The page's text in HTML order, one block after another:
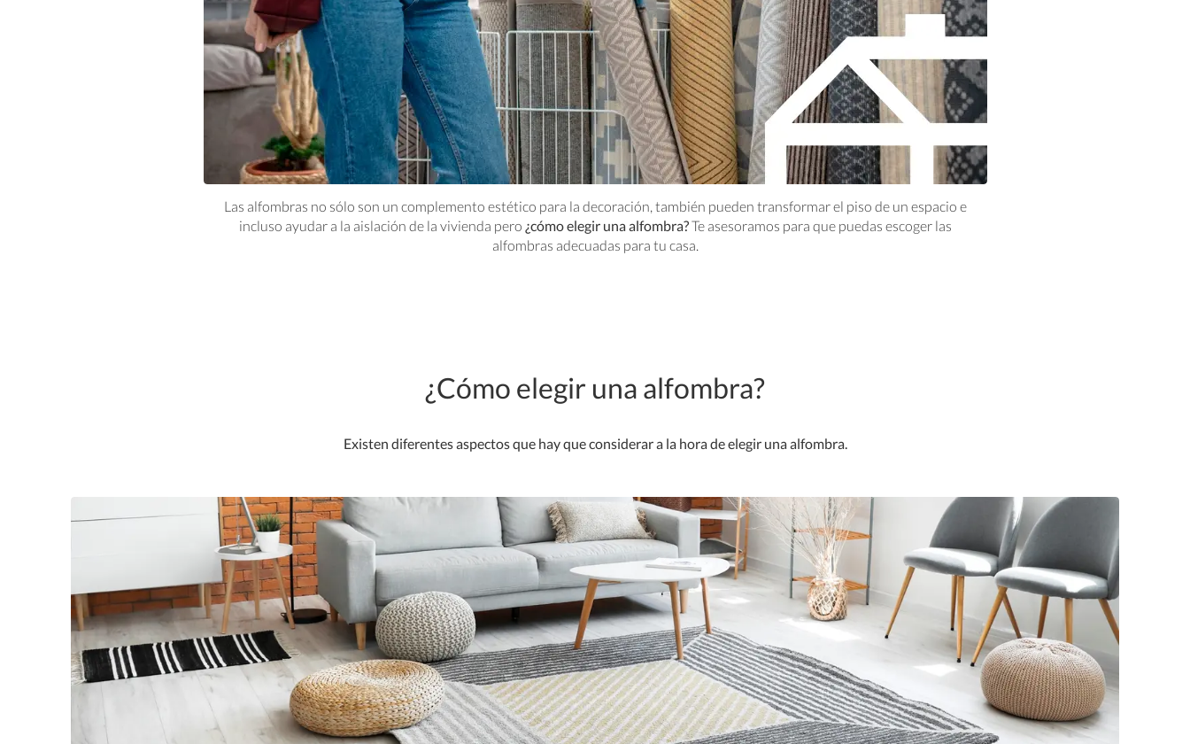
Las alfombras no sólo son un complemento estético para la decoración, también pueden transformar el piso de un espacio e
incluso ayudar a la aislación de la vivienda pero ¿cómo elegir una alfombra?Te asesoramos para que puedas escoger las
alfombras adecuadas para tu casa.
¿Cómo elegir una alfombra?
Existen diferentes aspectos que hay que considerar a la hora de elegir una alfombra.